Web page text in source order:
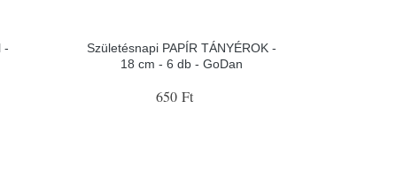
-
Születésnapi PAPÍR TÁNYÉROK -
18 cm - 6 db - GoDan
650 Ft